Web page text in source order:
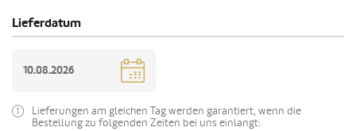
Lieferdatum
Lieferungen am gleichen Tag werden garantiert, wenn die
Bestellung zu folgenden Zeiten bei uns einlangt: